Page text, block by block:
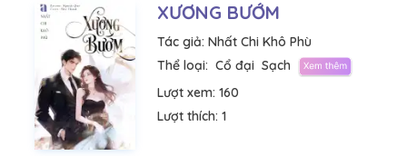
XƯƠNG BƯỚM
Tác giả: Nhất Chi Khô Phù
Thể loại: Cổ đại Sạch
Lượt xem: 160
Lượt thích: 1